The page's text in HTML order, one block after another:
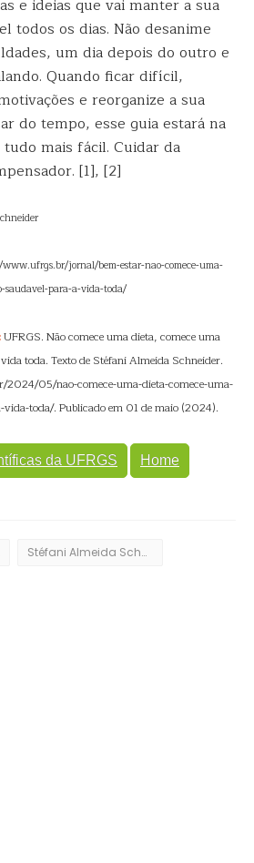
e ideias que vai manter a sua
todos os dias. Não desanime
um dia depois do outro e
Quando ficar difícil,
e reorganize a sua
do tempo, esse guia estará na
mais fácil. Cuidar da
[1], [2]
jornal/bem-estar-nao-comece-uma-
saudavel-para-a-vida-toda/
UFRGS. Não comece uma dieta, comece uma
toda. Texto de Stéfani Almeida Schneider.
2024/05/nao-comece-uma-dieta-comece-uma-
vida-toda/. Publicado em 01 de maio (2024).
da UFRGS Home
Stéfani Almeida Schneider